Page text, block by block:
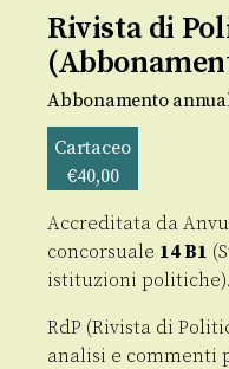
Rivista di
Abbonamento
Cartaceo
€40,00
Accreditata da
concorsuale 14 B1
istituzioni politiche).
RdP (Rivista di
analisi e commenti